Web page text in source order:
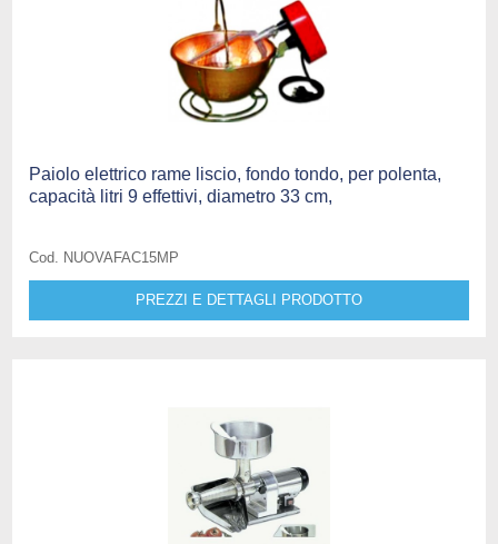
Paiolo elettrico rame liscio, fondo tondo, per polenta,
capacità litri 9 effettivi, diametro 33 cm,
Cod. NUOVAFAC15MP
PREZZI E DETTAGLI PRODOTTO